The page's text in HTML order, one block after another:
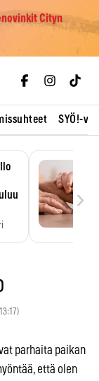
Cityn
SYÖ!-
›
parhaita paikan
että olen